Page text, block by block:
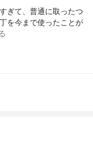
ぎて、普通に取ったつ
を今まで使ったことが